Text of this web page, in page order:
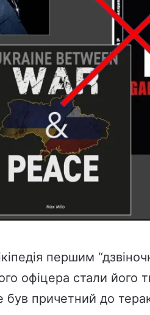
першим
офіцера стали
причетний до